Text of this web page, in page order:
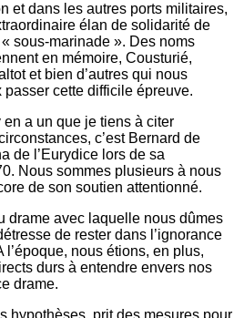
et dans les autres ports militaires,
élan de solidarité de
sous-marinade ». Des noms
en mémoire, Cousturié,
et bien d’autres qui nous
cette difficile épreuve.
a un que je tiens à citer
c’est Bernard de
de l’Eurydice lors de sa
Nous sommes plusieurs à nous
de son soutien attentionné.
drame avec laquelle nous dûmes
de rester dans l’ignorance
l’époque, nous étions, en plus,
durs à entendre envers nos
drame.